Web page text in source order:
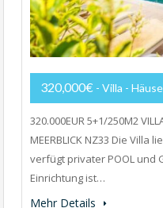
320,000€ - Villa -
320.000EUR 5+1/250M2
MEERBLICK NZ33 Die Villa
verfügt privater POOL und
Einrichtung ist…
Mehr Details